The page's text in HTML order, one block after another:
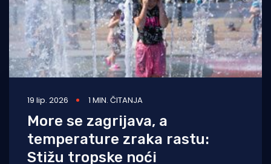
19 lip. 2026 1 MIN. ČITANJA
More se zagrijava, a
temperature zraka rastu:
Stižu tropske noći